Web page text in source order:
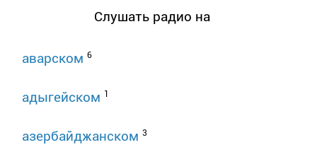
Слушать радио на
аварском 6
адыгейском 1
азербайджанском 3